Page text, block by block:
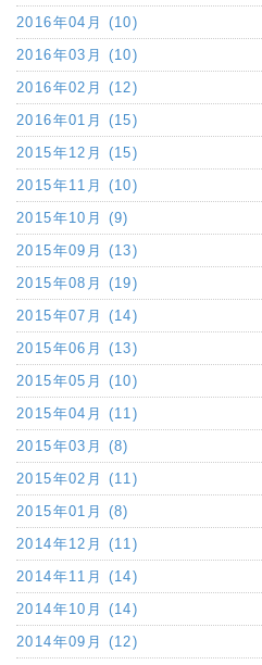
2016年04月 (10)
2016年03月 (10)
2016年02月 (12)
2016年01月 (15)
2015年12月 (15)
2015年11月 (10)
2015年10月 (9)
2015年09月 (13)
2015年08月 (19)
2015年07月 (14)
2015年06月 (13)
2015年05月 (10)
2015年04月 (11)
2015年03月 (8)
2015年02月 (11)
2015年01月 (8)
2014年12月 (11)
2014年11月 (14)
2014年10月 (14)
2014年09月 (12)